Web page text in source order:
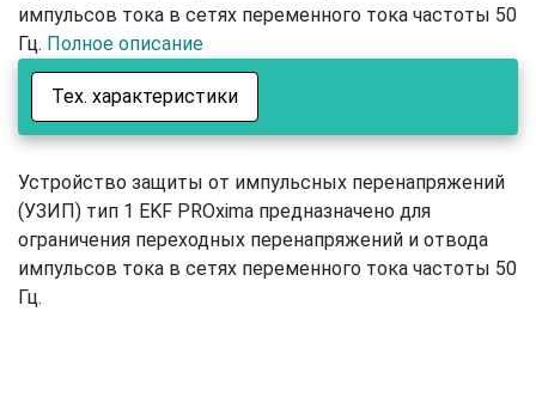
импульсов тока в сетях переменного тока частоты 50
Гц. Полное описание
Тех. характеристики
Устройство защиты от импульсных перенапряжений
(УЗИП) тип 1 EKF PROxima предназначено для
ограничения переходных перенапряжений и отвода
импульсов тока в сетях переменного тока частоты 50
Гц.